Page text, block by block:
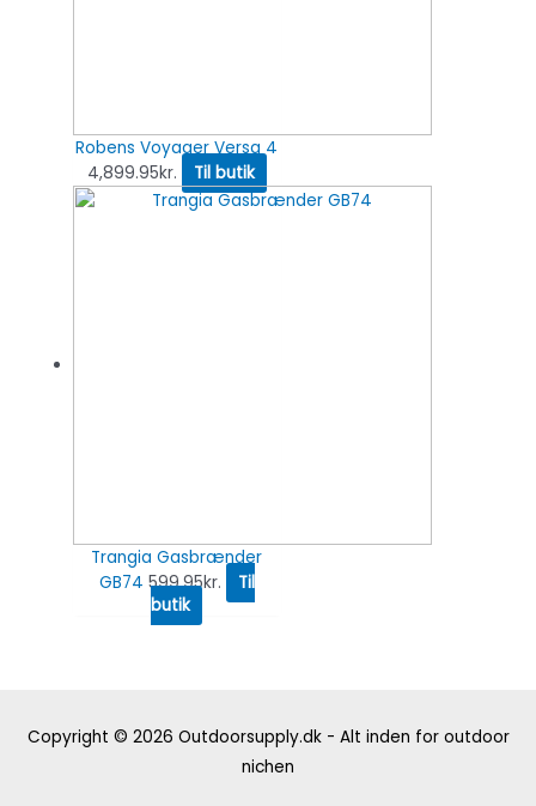
Robens Voyager Versa 4
4,899.95kr. Til butik
Trangia Gasbrænder
GB74 599.95kr.
Til
butik
Copyright © 2026 Outdoorsupply.dk - Alt inden for outdoor
nichen